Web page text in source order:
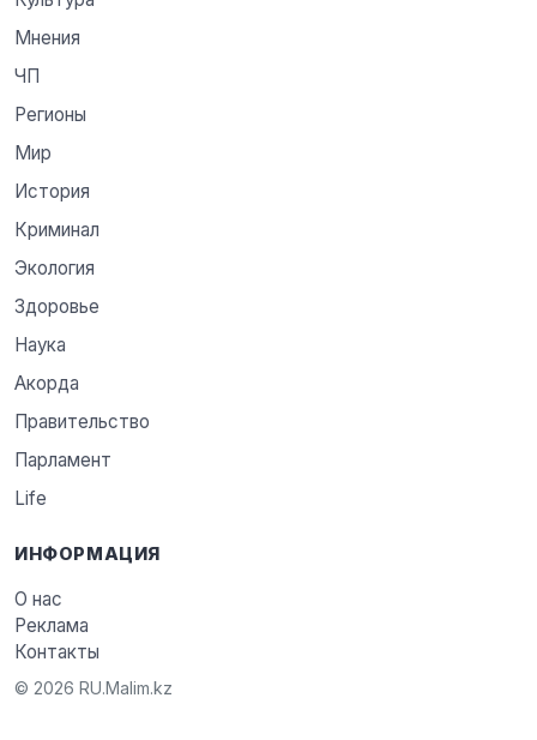
Мнения
ЧП
Регионы
Мир
История
Криминал
Экология
Здоровье
Наука
Акорда
Правительство
Парламент
Life
ИНФОРМАЦИЯ
О нас
Реклама
Контакты
© 2026 RU.Malim.kz